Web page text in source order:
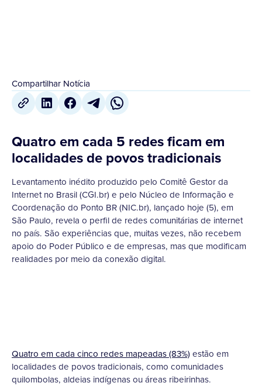
Compartilhar Notícia
Quatro em cada 5 redes ficam em
localidades de povos tradicionais
Levantamento inédito produzido pelo Comitê Gestor da
Internet no Brasil (CGI.br) e pelo Núcleo de Informação e
Coordenação do Ponto BR (NIC.br), lançado hoje (5), em
São Paulo, revela o perfil de redes comunitárias de internet
no país. São experiências que, muitas vezes, não recebem
apoio do Poder Público e de empresas, mas que modificam
realidades por meio da conexão digital.
Quatro em cada cinco redes mapeadas (83%) estão em
localidades de povos tradicionais, como comunidades
quilombolas, aldeias indígenas ou áreas ribeirinhas.